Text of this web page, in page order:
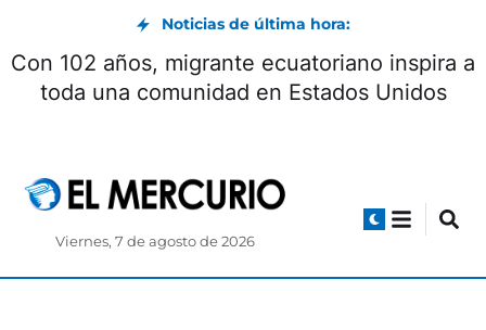
Noticias de última hora:
Con 102 años, migrante ecuatoriano inspira a
toda una comunidad en Estados Unidos
Viernes, 7 de agosto de 2026